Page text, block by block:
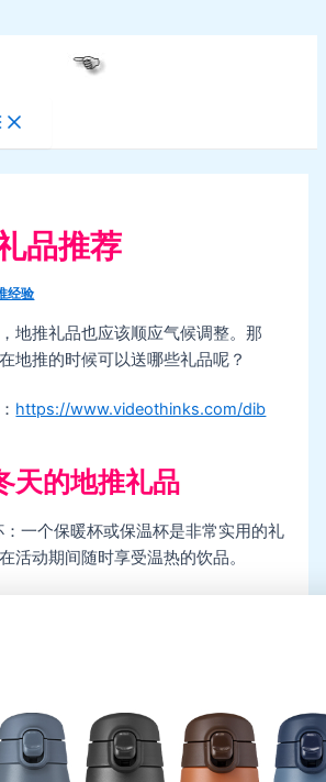
品推荐
经验
地推礼品也应该顺应气候调整。那
地推的时候可以送哪些礼品呢？
https://www.videothinks.com/dib
天的地推礼品
一个保暖杯或保温杯是非常实用的礼
活动期间随时享受温热的饮品。